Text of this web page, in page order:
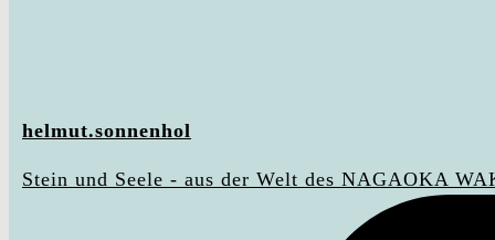
helmut.sonnenhol
Stein und Seele - aus der Welt des NAGAOKA